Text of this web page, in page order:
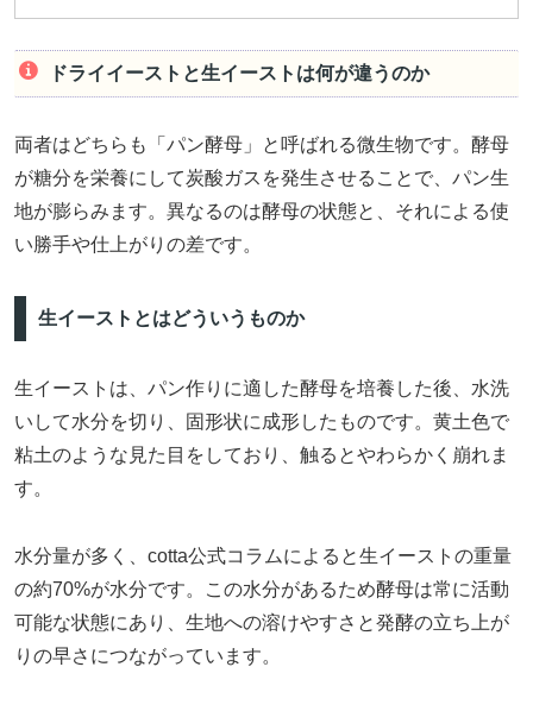
ドライイーストと生イーストは何が違うのか
両者はどちらも「パン酵母」と呼ばれる微生物です。酵母
が糖分を栄養にして炭酸ガスを発生させることで、パン生
地が膨らみます。異なるのは酵母の状態と、それによる使
い勝手や仕上がりの差です。
生イーストとはどういうものか
生イーストは、パン作りに適した酵母を培養した後、水洗
いして水分を切り、固形状に成形したものです。黄土色で
粘土のような見た目をしており、触るとやわらかく崩れま
す。
水分量が多く、cotta公式コラムによると生イーストの重量
の約70%が水分です。この水分があるため酵母は常に活動
可能な状態にあり、生地への溶けやすさと発酵の立ち上が
りの早さにつながっています。